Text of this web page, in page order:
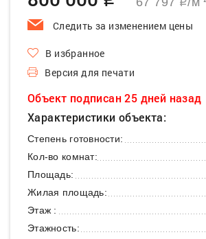
q
Следить за изменением цены
В избранное
Версия для печати
Объект подписан 25 дней назад
Характеристики объекта:
Степень готовности:
Кол-во комнат:
Площадь:
Жилая площадь:
Этаж :
Этажность: